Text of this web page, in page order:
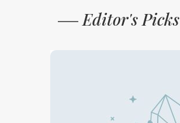
Editor's Picks